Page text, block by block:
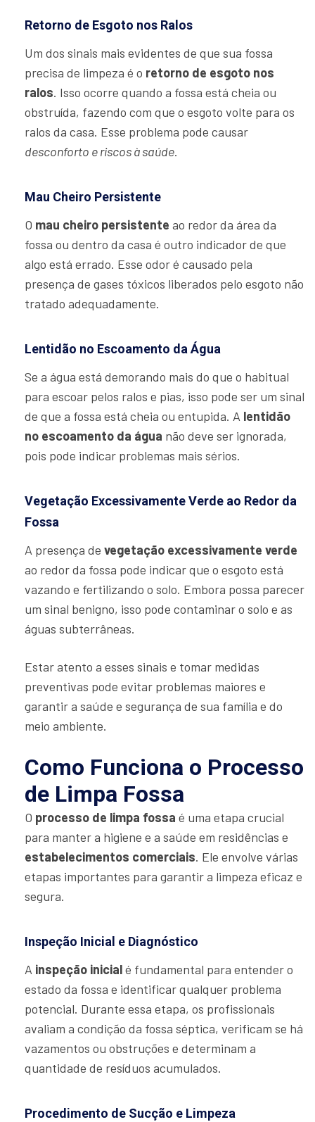
Retorno de Esgoto nos Ralos
Um dos sinais mais evidentes de que sua fossa
precisa de limpeza é o retorno de esgoto nos
ralos. Isso ocorre quando a fossa está cheia ou
obstruída, fazendo com que o esgoto volte para os
ralos da casa. Esse problema pode causar
desconforto e riscos à saúde.
Mau Cheiro Persistente
O mau cheiro persistente ao redor da área da
fossa ou dentro da casa é outro indicador de que
algo está errado. Esse odor é causado pela
presença de gases tóxicos liberados pelo esgoto não
tratado adequadamente.
Lentidão no Escoamento da Água
Se a água está demorando mais do que o habitual
para escoar pelos ralos e pias, isso pode ser um sinal
de que a fossa está cheia ou entupida. A lentidão
no escoamento da água não deve ser ignorada,
pois pode indicar problemas mais sérios.
Vegetação Excessivamente Verde ao Redor da
Fossa
A presença de vegetação excessivamente verde
ao redor da fossa pode indicar que o esgoto está
vazando e fertilizando o solo. Embora possa parecer
um sinal benigno, isso pode contaminar o solo e as
águas subterrâneas.
Estar atento a esses sinais e tomar medidas
preventivas pode evitar problemas maiores e
garantir a saúde e segurança de sua família e do
meio ambiente.
Como Funciona o Processo
de Limpa Fossa
O processo de limpa fossa é uma etapa crucial
para manter a higiene e a saúde em residências e
estabelecimentos comerciais. Ele envolve várias
etapas importantes para garantir a limpeza eficaz e
segura.
Inspeção Inicial e Diagnóstico
A inspeção inicialé fundamental para entender o
estado da fossa e identificar qualquer problema
potencial. Durante essa etapa, os profissionais
avaliam a condição da fossa séptica, verificam se há
vazamentos ou obstruções e determinam a
quantidade de resíduos acumulados.
Procedimento de Sucção e Limpeza